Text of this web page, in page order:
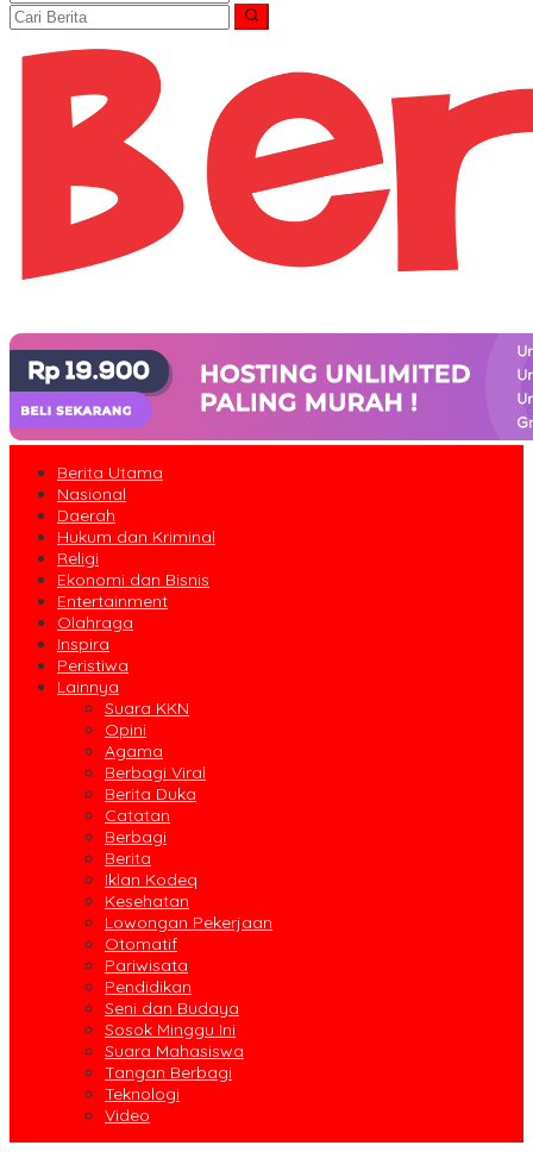
Berita Utama
Nasional
Daerah
Hukum dan Kriminal
Religi
Ekonomi dan Bisnis
Entertainment
Olahraga
Inspira
Peristiwa
Lainnya
Suara KKN
Opini
Agama
Berbagi Viral
Berita Duka
Catatan
Berbagi
Berita
Iklan Kodeq
Kesehatan
Lowongan Pekerjaan
Otomatif
Pariwisata
Pendidikan
Seni dan Budaya
Sosok Minggu Ini
Suara Mahasiswa
Tangan Berbagi
Teknologi
Video